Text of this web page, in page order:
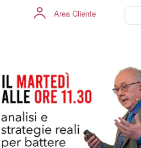
Area Cliente